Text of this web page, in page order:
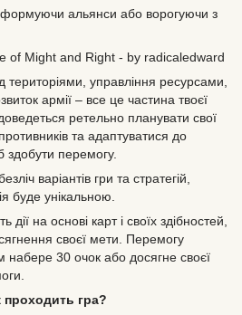
формуючи альянси або ворогуючи з
територіями, управління ресурсами,
армії – все це частина твоєї
ретельно планувати свої
та адаптуватися до
здобути перемогу.
варіантів гри та стратегій,
буде унікальною.
дії на основі карт і своїх здібностей,
своєї мети. Перемогу
набере 30 очок або досягне своєї
проходить гра?